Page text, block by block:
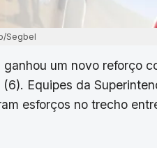
Segbel
um novo reforço
Equipes da
esforços no trecho